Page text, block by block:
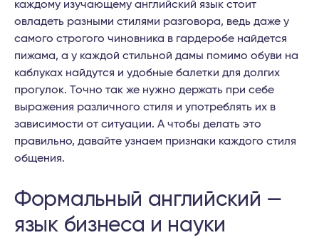
каждому изучающему английский язык стоит
овладеть разными стилями разговора, ведь даже у
самого строгого чиновника в гардеробе найдется
пижама, а у каждой стильной дамы помимо обуви на
каблуках найдутся и удобные балетки для долгих
прогулок. Точно так же нужно держать при себе
выражения различного стиля и употреблять их в
зависимости от ситуации. А чтобы делать это
правильно, давайте узнаем признаки каждого стиля
общения.
Формальный английский —
язык бизнеса и науки